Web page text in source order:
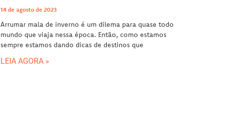
14 de agosto de 2023
Arrumar mala de inverno é um dilema para quase todo
mundo que viaja nessa época. Então, como estamos
sempre estamos dando dicas de destinos que
LEIA AGORA »